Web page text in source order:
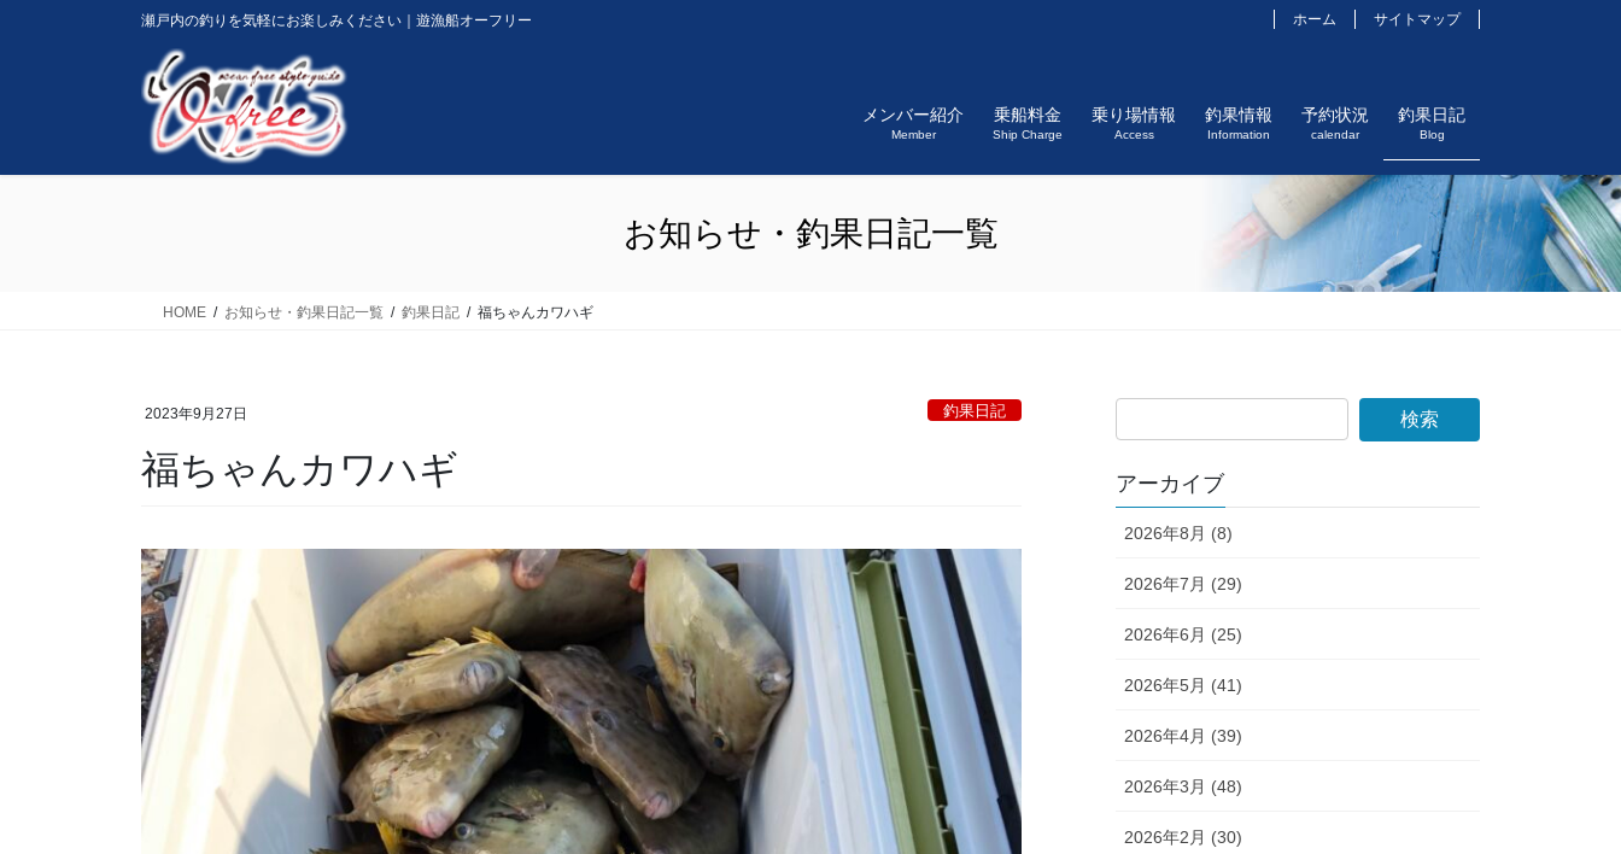
瀬戸内の釣りを気軽にお楽しみください｜遊漁船オーフリー ホーム サイトマップ
メンバー紹介
Member
乗船料金
Ship Charge
乗り場情報
Access
釣果情報
Information
予約状況
calendar
釣果日記
Blog
お知らせ・釣果日記一覧
HOME お知らせ・釣果日記一覧 釣果日記 福ちゃんカワハギ
2023年9月27日 釣果日記
福ちゃんカワハギ アーカイブ
2026年8月 (8)
2026年7月 (29)
2026年6月 (25)
2026年5月 (41)
2026年4月 (39)
2026年3月 (48)
2026年2月 (30)